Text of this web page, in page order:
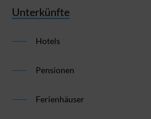
Unterkünfte
Hotels
Pensionen
Ferienhäuser